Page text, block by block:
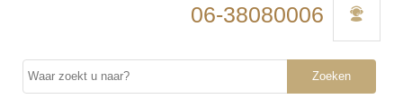
06-38080006
Zoeken